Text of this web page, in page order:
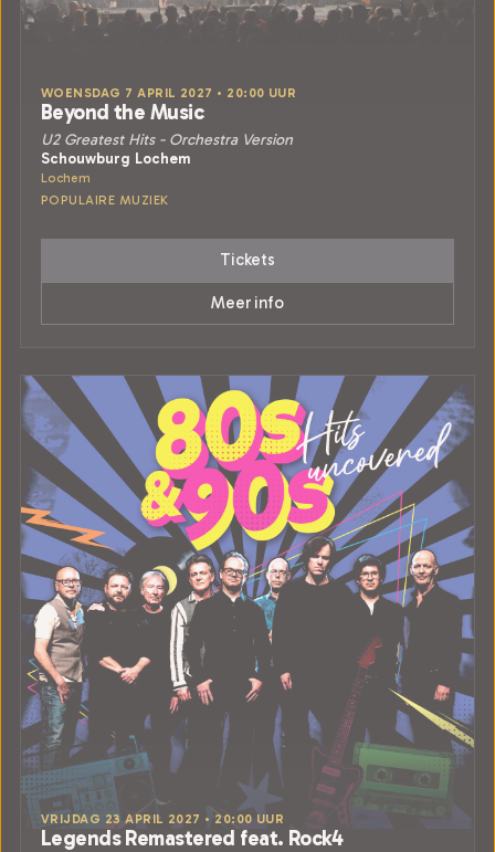
WOENSDAG 7 APRIL 2027 • 20:00 UUR
Beyond the Music
U2 Greatest Hits - Orchestra Version
Schouwburg Lochem
Lochem
POPULAIRE MUZIEK
Tickets
Meer info
VRIJDAG 23 APRIL 2027 • 20:00 UUR
Legends Remastered feat. Rock4